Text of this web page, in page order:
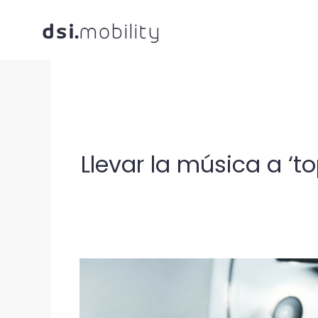
Llevar la música a